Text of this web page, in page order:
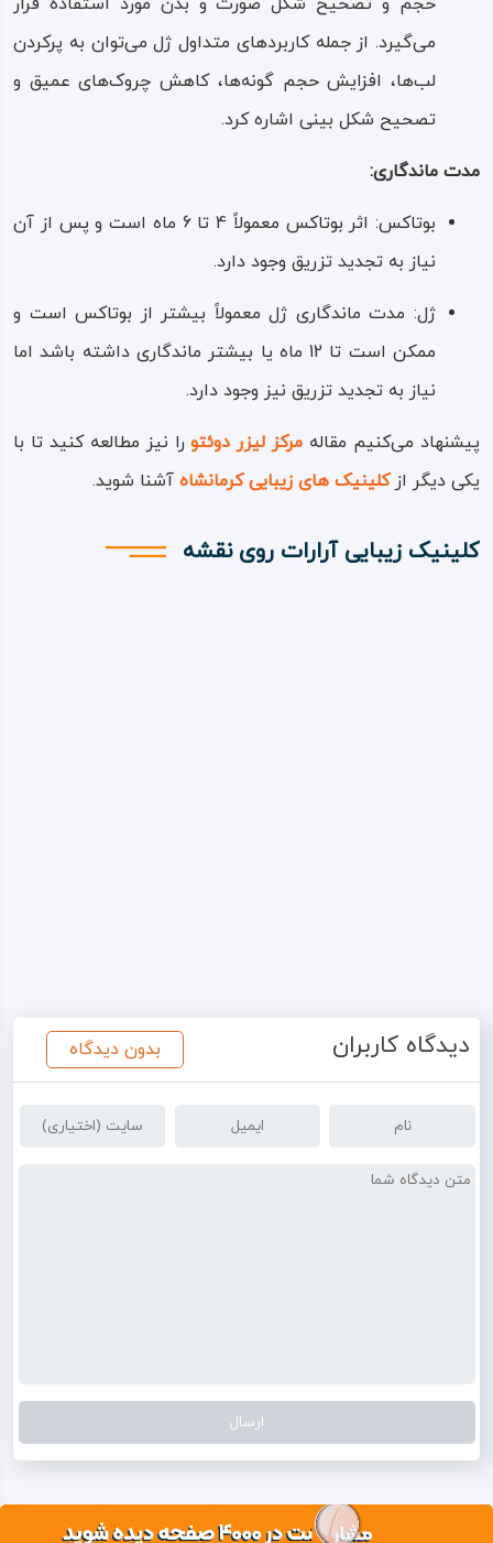
می‌گیرد. از جمله کاربردهای متداول ژل می‌توان به پرکردن
لب‌ها، افزایش حجم گونه‌ها، کاهش چروک‌های عمیق و
تصحیح شکل بینی اشاره کرد.
مدت ماندگاری:
بوتاکس: اثر بوتاکس معمولاً 4 تا 6 ماه است و پس از آن
نیاز به تجدید تزریق وجود دارد.
ژل: مدت ماندگاری ژل معمولاً بیشتر از بوتاکس است و
ممکن است تا 12 ماه یا بیشتر ماندگاری داشته باشد اما
نیاز به تجدید تزریق نیز وجود دارد.
پیشنهاد می‌کنیم مقاله مرکز لیزر دوئتورا نیز مطالعه کنید تا با
یکی دیگر ازکلینیک های زیبایی کرمانشاه آشنا شوید.
کلینیک زیبایی آرارات روی نقشه
دیدگاه کاربران بدون دیدگاه